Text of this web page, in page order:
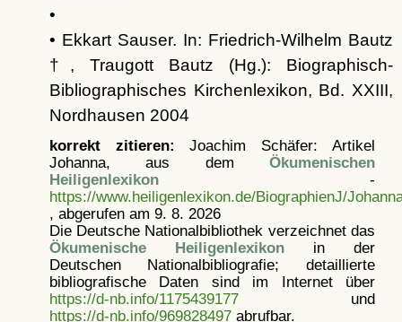
•
• Ekkart Sauser. In: Friedrich-Wilhelm Bautz
†, Traugott Bautz (Hg.): Biographisch-
Bibliographisches Kirchenlexikon, Bd. XXIII,
Nordhausen 2004
korrekt zitieren: Joachim Schäfer: Artikel
Johanna, aus dem Ökumenischen
Heiligenlexikon-
https://www.heiligenlexikon.de/BiographienJ/
, abgerufen am 9. 8. 2026
Die Deutsche Nationalbibliothek verzeichnet das
Ökumenische Heiligenlexikonin der
Deutschen Nationalbibliografie; detaillierte
bibliografische Daten sind im Internet über
https://d-nb.info/1175439177und
https://d-nb.info/969828497abrufbar.